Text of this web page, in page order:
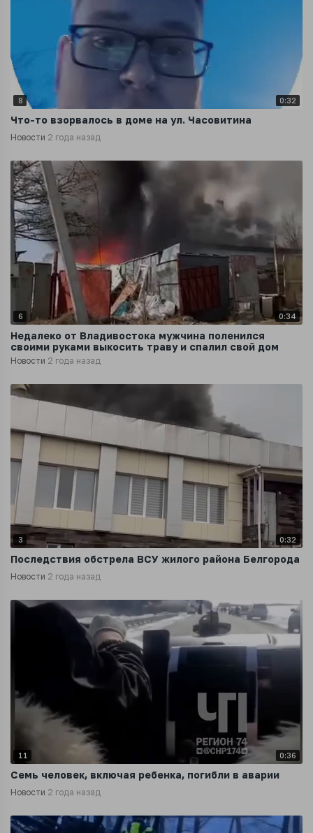
8 0:32
Что-то взорвалось в доме на ул. Часовитина
Новости 2 года назад
6 0:34
Недалеко от Владивостока мужчина поленился
своими руками выкосить траву и спалил свой дом
Новости 2 года назад
3 0:32
Последствия обстрела ВСУ жилого района Белгорода
Новости 2 года назад
11 0:36
Семь человек, включая ребенка, погибли в аварии
Новости 2 года назад